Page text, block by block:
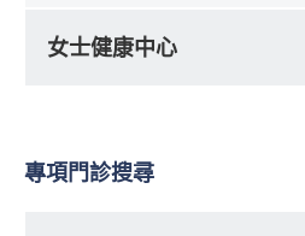
女士健康中心
專項門診搜尋